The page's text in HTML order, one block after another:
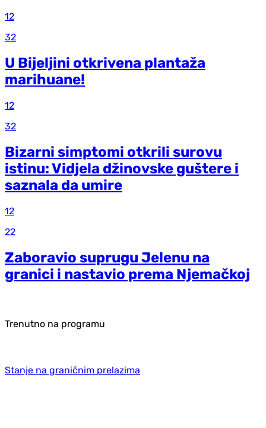
12
32
U Bijeljini otkrivena plantaža
marihuane!
12
32
Bizarni simptomi otkrili surovu
istinu: Vidjela džinovske guštere i
saznala da umire
12
22
Zaboravio suprugu Jelenu na
granici i nastavio prema Njemačkoj
Trenutno na programu
Stanje na graničnim prelazima